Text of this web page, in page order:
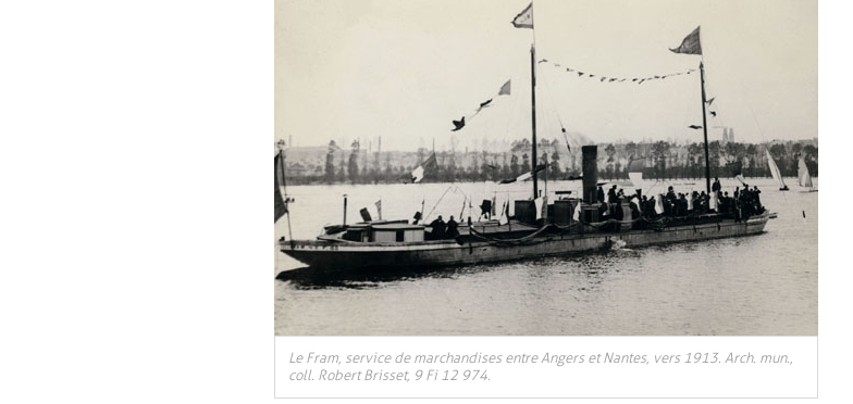
Le Fram, service de marchandises entre Angers et Nantes, vers 1913. Arch. mun.,
coll. Robert Brisset, 9 Fi 12 974.